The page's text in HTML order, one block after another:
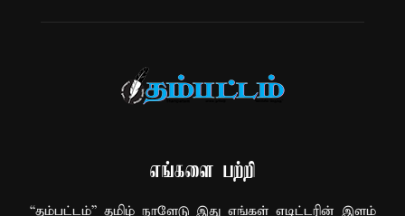
எங்களை பற்றி
“தம்பட்டம்” தமிழ் நாளேடு இது எங்கள் எடிட்டரின் இளம்